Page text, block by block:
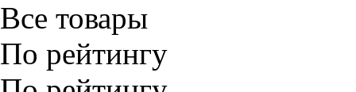
Все товары
По рейтингу